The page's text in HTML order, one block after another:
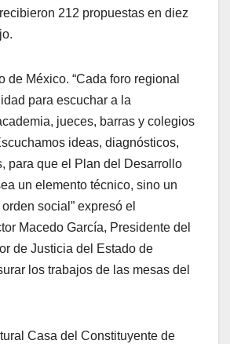
212 propuestas en diez
de México. “Cada foro regional
para escuchar a la
jueces, barras y colegios
ideas, diagnósticos,
para que el Plan del Desarrollo
un elemento técnico, sino un
social” expresó el
Macedo García, Presidente del
de Justicia del Estado de
los trabajos de las mesas del
Casa del Constituyente de